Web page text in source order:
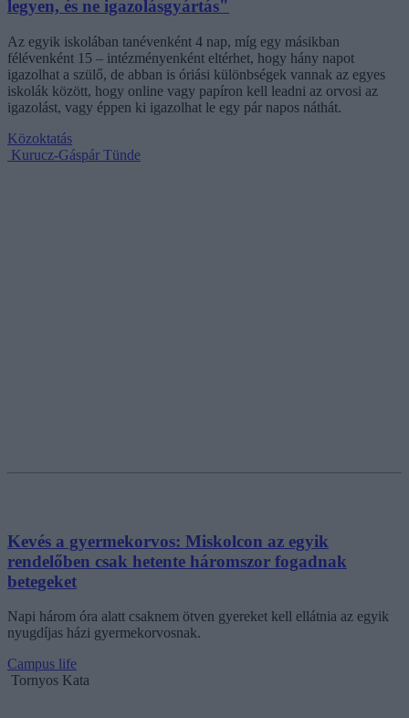
legyen, és ne igazolásgyártás"
Az egyik iskolában tanévenként 4 nap, míg egy másikban
félévenként 15 – intézményenként eltérhet, hogy hány napot
igazolhat a szülő, de abban is óriási különbségek vannak az egyes
iskolák között, hogy online vagy papíron kell leadni az orvosi az
igazolást, vagy éppen ki igazolhat le egy pár napos náthát.
Közoktatás
Kurucz-Gáspár Tünde
Kevés a gyermekorvos: Miskolcon az egyik
rendelőben csak hetente háromszor fogadnak
betegeket
Napi három óra alatt csaknem ötven gyereket kell ellátnia az egyik
nyugdíjas házi gyermekorvosnak.
Campus life
Tornyos Kata